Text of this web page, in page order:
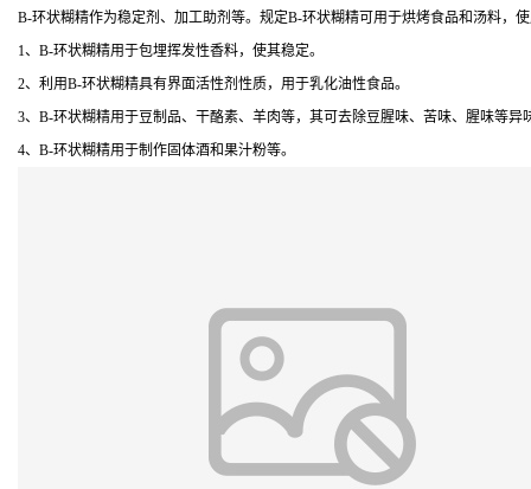
B-环状糊精作为稳定剂、加工助剂等。规定B-环状糊精可用于烘烤食品和汤料，使
1、B-环状糊精用于包埋挥发性香料，使其稳定。
2、利用B-环状糊精具有界面活性剂性质，用于乳化油性食品。
3、B-环状糊精用于豆制品、干酪素、羊肉等，其可去除豆腥味、苦味、腥味等异
4、B-环状糊精用于制作固体酒和果汁粉等。